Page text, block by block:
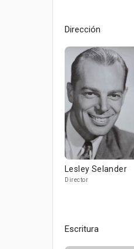
Dirección
Lesley Selander
Director
Escritura